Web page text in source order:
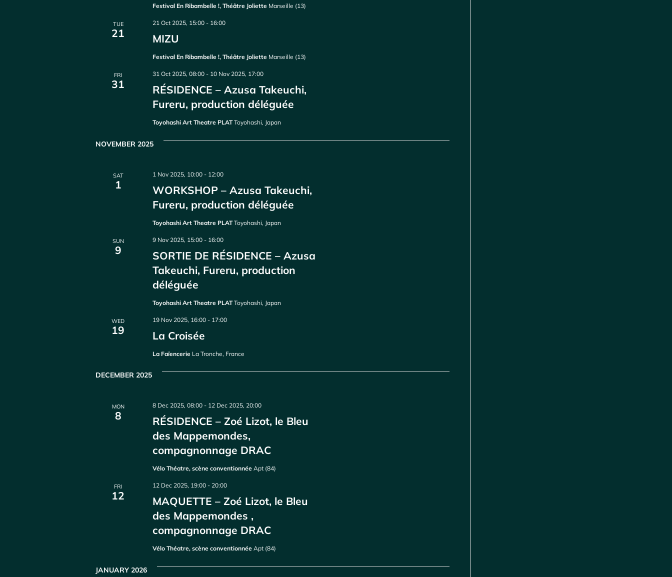
Festival En Ribambelle !, Théâtre Joliette Marseille (13)
TUE
21 MIZU
21 Oct 2025, 15:00 - 16:00
Festival En Ribambelle !, Théâtre Joliette Marseille (13)
FRI
31
RÉSIDENCE – Azusa Takeuchi,
Fureru, production déléguée
31 Oct 2025, 08:00 - 10 Nov 2025, 17:00
Toyohashi Art Theatre PLATToyohashi, Japan
NOVEMBER 2025
SAT
1
WORKSHOP – Azusa Takeuchi,
Fureru, production déléguée
1 Nov 2025, 10:00 - 12:00
Toyohashi Art Theatre PLATToyohashi, Japan
SUN
9
SORTIE DE RÉSIDENCE – Azusa
Takeuchi, Fureru, production
déléguée
9 Nov 2025, 15:00 - 16:00
Toyohashi Art Theatre PLATToyohashi, Japan
WED
19 La Croisée
19 Nov 2025, 16:00 - 17:00
La Faïencerie La Tronche, France
DECEMBER 2025
MON
8
RÉSIDENCE – Zoé Lizot, le Bleu
des Mappemondes,
compagnonnage DRAC
8 Dec 2025, 08:00 - 12 Dec 2025, 20:00
Vélo Théatre, scène conventionnéeApt (84)
FRI
12
MAQUETTE – Zoé Lizot, le Bleu
des Mappemondes ,
compagnonnage DRAC
12 Dec 2025, 19:00 -20:00
Vélo Théatre, scène conventionnéeApt (84)
JANUARY 2026